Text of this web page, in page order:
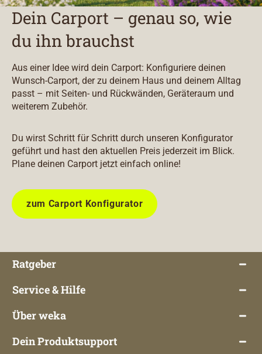
Dein Carport – genau so, wie
du ihn brauchst
Aus einer Idee wird dein Carport: Konfiguriere deinen
Wunsch-Carport, der zu deinem Haus und deinem Alltag
passt – mit Seiten- und Rückwänden, Geräteraum und
weiterem Zubehör.
Du wirst Schritt für Schritt durch unseren Konfigurator
geführt und hast den aktuellen Preis jederzeit im Blick.
Plane deinen Carport jetzt einfach online!
zum Carport Konfigurator
Ratgeber
Service & Hilfe
Über weka
Dein Produktsupport